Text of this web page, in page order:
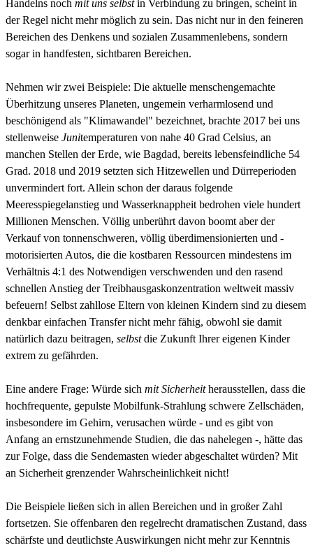
Handelns noch mit uns selbstin Verbindung zu bringen, scheint in
der Regel nicht mehr möglich zu sein. Das nicht nur in den feineren
Bereichen des Denkens und sozialen Zusammenlebens, sondern
sogar in handfesten, sichtbaren Bereichen.
Nehmen wir zwei Beispiele: Die aktuelle menschengemachte
Überhitzung unseres Planeten, ungemein verharmlosend und
beschönigend als "Klimawandel" bezeichnet, brachte 2017 bei uns
stellenweise Junitemperaturen von nahe 40 Grad Celsius, an
manchen Stellen der Erde, wie Bagdad, bereits lebensfeindliche 54
Grad. 2018 und 2019 setzten sich Hitzewellen und Dürreperioden
unvermindert fort. Allein schon der daraus folgende
Meeresspiegelanstieg und Wasserknappheit bedrohen viele hundert
Millionen Menschen. Völlig unberührt davon boomt aber der
Verkauf von tonnenschweren, völlig überdimensionierten und -
motorisierten Autos, die die kostbaren Ressourcen mindestens im
Verhältnis 4:1 des Notwendigen verschwenden und den rasend
schnellen Anstieg der Treibhausgaskonzentration weltweit massiv
befeuern! Selbst zahllose Eltern von kleinen Kindern sind zu diesem
denkbar einfachen Transfer nicht mehr fähig, obwohl sie damit
natürlich dazu beitragen, selbstdie Zukunft Ihrer eigenen Kinder
extrem zu gefährden.
Eine andere Frage: Würde sich mit Sicherheitherausstellen, dass die
hochfrequente, gepulste Mobilfunk-Strahlung schwere Zellschäden,
insbesondere im Gehirn, verusachen würde - und es gibt von
Anfang an ernstzunehmende Studien, die das nahelegen -, hätte das
zur Folge, dass die Sendemasten wieder abgeschaltet würden? Mit
an Sicherheit grenzender Wahrscheinlichkeit nicht!
Die Beispiele ließen sich in allen Bereichen und in großer Zahl
fortsetzen. Sie offenbaren den regelrecht dramatischen Zustand, dass
schärfste und deutlichste Auswirkungen nicht mehr zur Kenntnis